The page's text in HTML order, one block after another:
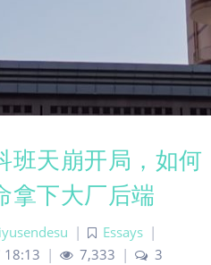
班天崩开局，如何
拿下大厂后端
| Essays |
18:13 | 7,333 |
3